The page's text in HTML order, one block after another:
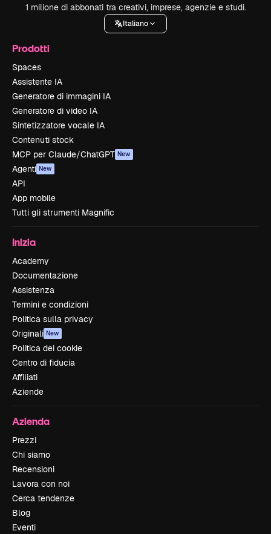
1 milione di abbonati tra creativi, imprese, agenzie e studi.
Italiano
Prodotti
Spaces
Assistente IA
Generatore di immagini IA
Generatore di video IA
Sintetizzatore vocale IA
Contenuti stock
MCP per Claude/ChatGPT New
Agenti New
API
App mobile
Tutti gli strumenti Magnific
Inizia
Academy
Documentazione
Assistenza
Termini e condizioni
Politica sulla privacy
Originali New
Politica dei cookie
Centro di fiducia
Affiliati
Aziende
Azienda
Prezzi
Chi siamo
Recensioni
Lavora con noi
Cerca tendenze
Blog
Eventi